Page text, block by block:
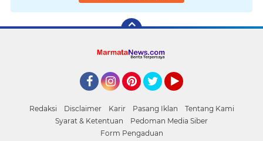
Redaksi Disclaimer Karir Pasang Iklan
Tentang Kami
Syarat & Ketentuan
Pedoman Media Siber
Form Pengaduan